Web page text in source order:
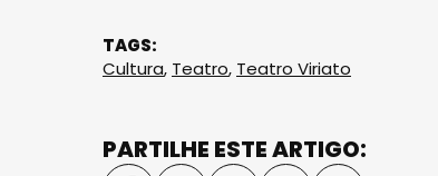
TAGS:
Cultura, Teatro, Teatro Viriato
PARTILHE ESTE ARTIGO: